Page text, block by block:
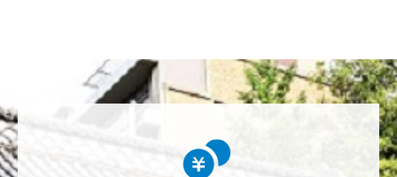
美味しいお寿司、刺身、美味しい魚、美味しい日本
も未来永劫 美味しいお寿司、刺身、日本米を子供た
ち、孫たち、子々孫々へ <国際水産研究教育基金>